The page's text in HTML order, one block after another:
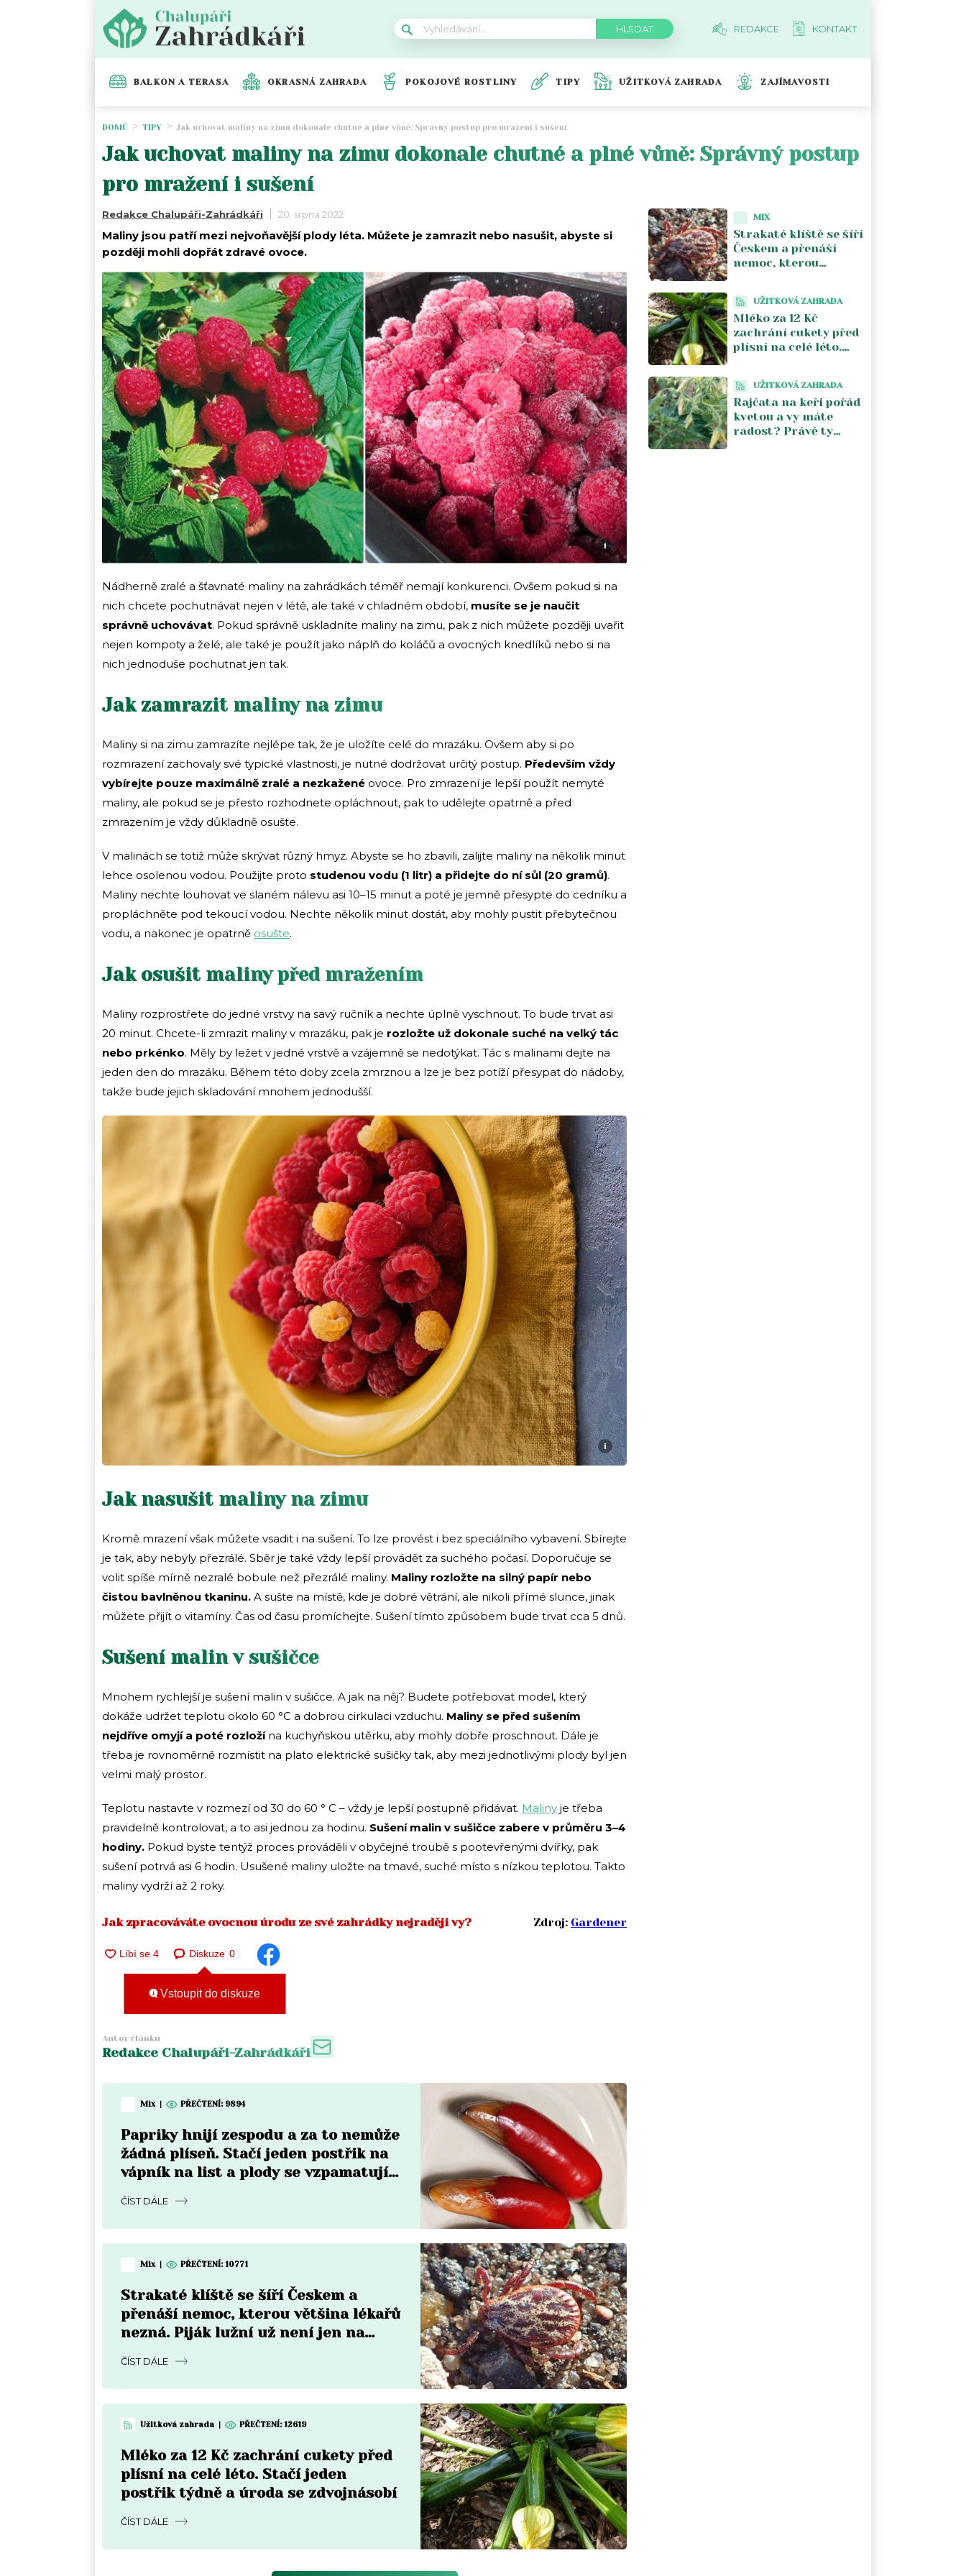
REDAKCE KONTAKT
BALKON A TERASA OKRASNÁ ZAHRADA POKOJOVÉ ROSTLINY TIPY UŽITKOVÁ ZAHRADA ZAJÍMAVOSTI
DOMŮ TIPY Jak uchovat maliny na zimu dokonale chutné a plné vůně: Správný postup pro mražení i sušení
Jak uchovat maliny na zimu dokonale chutné a plné vůně: Správný postup
pro mražení i sušení
Redakce Chalupáři-Zahrádkáři 20. srpna 2022
Maliny jsou patří mezi nejvoňavější plody léta. Můžete je zamrazit nebo nasušit, abyste si
později mohli dopřát zdravé ovoce.
i
Nádherně zralé a šťavnaté maliny na zahrádkách téměř nemají konkurenci. Ovšem pokud si na
nich chcete pochutnávat nejen v létě, ale také v chladném období, musíte se je naučit
správně uchovávat. Pokud správně uskladníte maliny na zimu, pak z nich můžete později uvařit
nejen kompoty a želé, ale také je použít jako náplň do koláčů a ovocných knedlíků nebo si na
nich jednoduše pochutnat jen tak.
Jak zamrazit maliny na zimu
Maliny si na zimu zamrazíte nejlépe tak, že je uložíte celé do mrazáku. Ovšem aby si po
rozmrazení zachovaly své typické vlastnosti, je nutné dodržovat určitý postup. Především vždy
vybírejte pouze maximálně zralé a nezkažené ovoce. Pro zmrazení je lepší použít nemyté
maliny, ale pokud se je přesto rozhodnete opláchnout, pak to udělejte opatrně a před
zmrazením je vždy důkladně osušte.
V malinách se totiž může skrývat různý hmyz. Abyste se ho zbavili, zalijte maliny na několik minut
lehce osolenou vodou. Použijte proto studenou vodu (1 litr) a přidejte do ní sůl (20 gramů).
Maliny nechte louhovat ve slaném nálevu asi 10–15 minut a poté je jemně přesypte do cedníku a
propláchněte pod tekoucí vodou. Nechte několik minut dostát, aby mohly pustit přebytečnou
vodu, a nakonec je opatrně osušte.
Jak osušit maliny před mražením
Maliny rozprostřete do jedné vrstvy na savý ručník a nechte úplně vyschnout. To bude trvat asi
20 minut. Chcete-li zmrazit maliny v mrazáku, pak je rozložte už dokonale suché na velký tác
nebo prkénko. Měly by ležet v jedné vrstvě a vzájemně se nedotýkat. Tác s malinami dejte na
jeden den do mrazáku. Během této doby zcela zmrznou a lze je bez potíží přesypat do nádoby,
takže bude jejich skladování mnohem jednodušší.
i
Jak nasušit maliny na zimu
Kromě mrazení však můžete vsadit i na sušení. To lze provést i bez speciálního vybavení. Sbírejte
je tak, aby nebyly přezrálé. Sběr je také vždy lepší provádět za suchého počasí. Doporučuje se
volit spíše mírně nezralé bobule než přezrálé maliny. Maliny rozložte na silný papír nebo
čistou bavlněnou tkaninu. A sušte na místě, kde je dobré větrání, ale nikoli přímé slunce, jinak
můžete přijít o vitamíny. Čas od času promíchejte. Sušení tímto způsobem bude trvat cca 5 dnů.
Sušení malin v sušičce
Mnohem rychlejší je sušení malin v sušičce. A jak na něj? Budete potřebovat model, který
dokáže udržet teplotu okolo 60 °C a dobrou cirkulaci vzduchu. Maliny se před sušením
nejdříve omyjí a poté rozložína kuchyňskou utěrku, aby mohly dobře proschnout. Dále je
třeba je rovnoměrně rozmístit na plato elektrické sušičky tak, aby mezi jednotlivými plody byl jen
velmi malý prostor.
Teplotu nastavte v rozmezí od 30 do 60 ° C – vždy je lepší postupně přidávat. Maliny je třeba
pravidelně kontrolovat, a to asi jednou za hodinu. Sušení malin v sušičce zabere v průměru 3–4
hodiny. Pokud byste tentýž proces prováděli v obyčejné troubě s pootevřenými dvířky, pak
sušení potrvá asi 6 hodin. Usušené maliny uložte na tmavé, suché místo s nízkou teplotou. Takto
maliny vydrží až 2 roky.
Jak zpracováváte ovocnou úrodu ze své zahrádky nejraději vy? Zdroj: Gardener
Diskuze 0
Vstoupit do diskuze
Autor článku
Redakce Chalupáři-Zahrádkáři
Mix PŘEČTENÍ: 9894
Papriky hnijí zespodu a za to nemůže
žádná plíseň. Stačí jeden postřik na
vápník na list a plody se vzpamatují
ČÍST DÁLE
Mix PŘEČTENÍ:10771
Strakaté klíště se šíří Českem a
přenáší nemoc, kterou většina lékařů
nezná. Piják lužní už není jen na
ČÍST DÁLE
Užitková zahrada PŘEČTENÍ:12619
Mléko za 12 Kč zachrání cukety před
plísní na celé léto. Stačí jeden
postřik týdně a úroda se zdvojnásobí
ČÍST DÁLE
MIX
Strakaté klíště se šíří
Českem a přenáší
nemoc, kterou
na Moravě
UŽITKOVÁ ZAHRADA
Mléko za 12 Kč
zachrání cukety před
plísní na celé léto.
zdvojnásobí
UŽITKOVÁ ZAHRADA
Rajčata na keři pořád
kvetou a vy máte
radost? Právě ty